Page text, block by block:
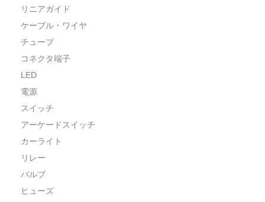
リニアガイド
ケーブル・ワイヤ
チューブ
コネクタ端子
LED
電源
スイッチ
アーケードスイッチ
カーライト
リレー
バルブ
ヒューズ